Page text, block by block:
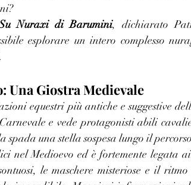
Nuraxi di Barumini, dichiarato
esplorare un intero complesso
Una Giostra Medievale
equestri più antiche e suggestive
e vede protagonisti abili
una stella sospesa lungo il
nel Medioevo ed è fortemente legata
le maschere misteriose e il